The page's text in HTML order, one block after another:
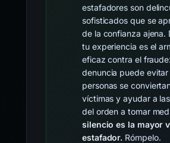
estafadores son
sofisticados que se
de la confianza ajena.
tu experiencia es el
eficaz contra el
denuncia puede
personas se
víctimas y ayudar a
del orden a tomar
silencio es la mayor
estafador. Rómpelo.